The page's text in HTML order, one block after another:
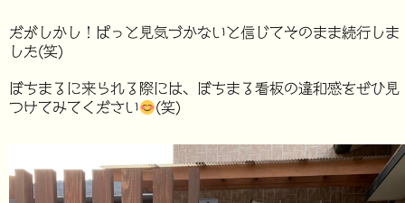
だがしかし！ぱっと見気づかないと信じてそのまま続行しま
した(笑)
ぼちまるに来られる際には、ぼちまる看板の違和感をぜひ見
つけてみてください
(笑)